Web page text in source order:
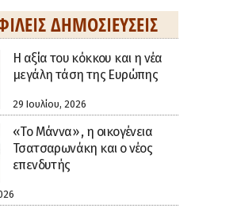
ΔΗΜΟΣΙΕΎΣΕΙΣ
H αξία του κόκκου και η νέα
μεγάλη τάση της Ευρώπης
29 Ιουλίου, 2026
«Το Μάννα» , η οικογένεια
Τσατσαρωνάκη και ο νέος
επενδυτής